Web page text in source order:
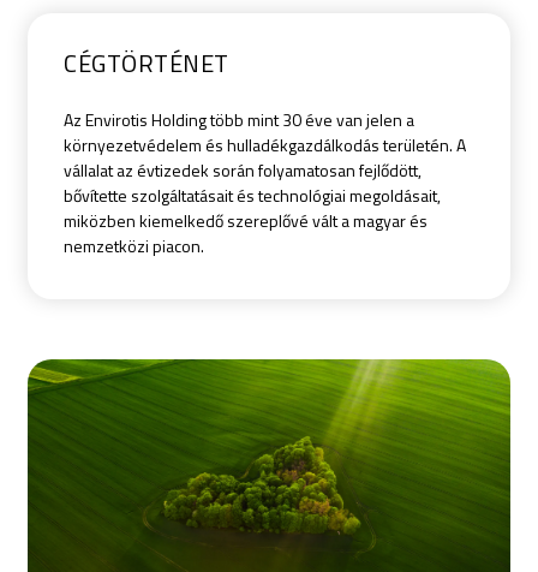
CÉGTÖRTÉNET
Az Envirotis Holding több mint 30 éve van jelen a
környezetvédelem és hulladékgazdálkodás területén. A
vállalat az évtizedek során folyamatosan fejlődött,
bővítette szolgáltatásait és technológiai megoldásait,
miközben kiemelkedő szereplővé vált a magyar és
nemzetközi piacon.